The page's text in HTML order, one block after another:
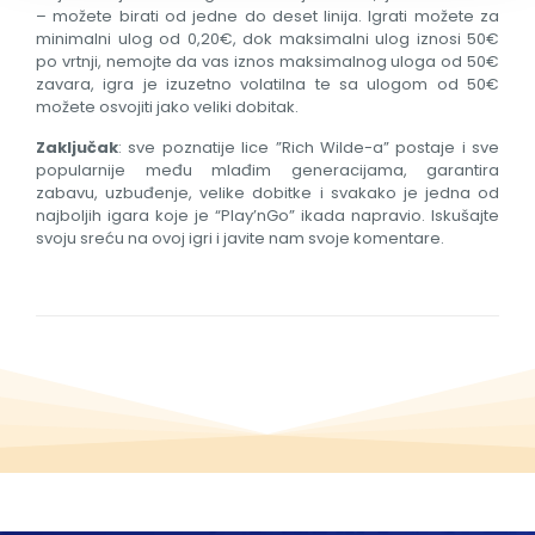
– možete birati od jedne do deset linija. Igrati možete za
minimalni ulog od 0,20€, dok maksimalni ulog iznosi 50€
po vrtnji, nemojte da vas iznos maksimalnog uloga od 50€
zavara, igra je izuzetno volatilna te sa ulogom od 50€
možete osvojiti jako veliki dobitak.
Zaključak: sve poznatije lice ”Rich Wilde-a” postaje i sve
popularnije među mlađim generacijama, garantira
zabavu, uzbuđenje, velike dobitke i svakako je jedna od
najboljih igara koje je “Play’nGo” ikada napravio. Iskušajte
svoju sreću na ovoj igri i javite nam svoje komentare.